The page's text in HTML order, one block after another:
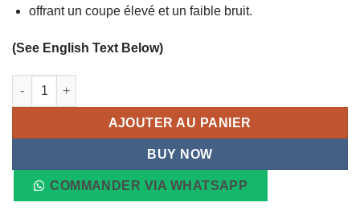
offrant un coupe élevé et un faible bruit.
(See English Text Below)
quantité de Kit de tondeuse à cheveux professionnel 3-en-1
AJOUTER AU PANIER
BUY NOW
COMMANDER VIA WHATSAPP